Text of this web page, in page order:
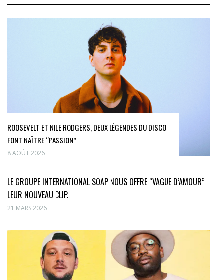
ROOSEVELT ET NILE RODGERS, DEUX LÉGENDES DU DISCO
FONT NAÎTRE “PASSION”
8 AOÛT 2026
LE GROUPE INTERNATIONAL SOAP NOUS OFFRE “VAGUE D’AMOUR”
LEUR NOUVEAU CLIP.
21 MARS 2026